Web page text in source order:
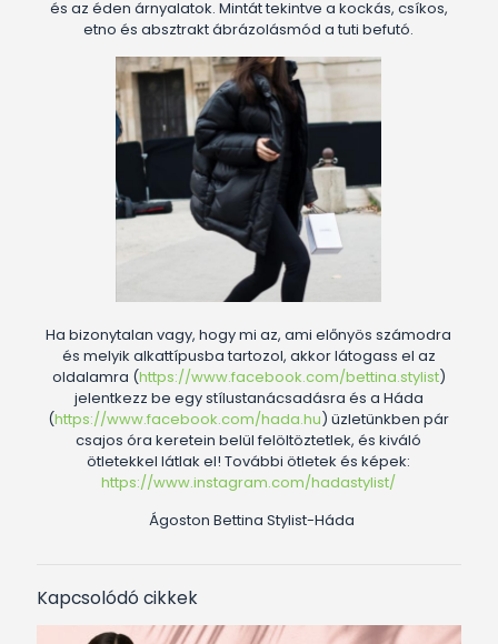
és az éden árnyalatok. Mintát tekintve a kockás, csíkos,
etno és absztrakt ábrázolásmód a tuti befutó.
Ha bizonytalan vagy, hogy mi az, ami előnyös számodra
és melyik alkattípusba tartozol, akkor látogass el az
oldalamra (https://www.facebook.com/bettina.stylist)
jelentkezz be egy stílustanácsadásra és a Háda
(https://www.facebook.com/hada.hu) üzletünkben pár
csajos óra keretein belül felöltöztetlek, és kiváló
ötletekkel látlak el! További ötletek és képek:
https://www.instagram.com/hadastylist/
Ágoston Bettina Stylist-Háda
Kapcsolódó cikkek